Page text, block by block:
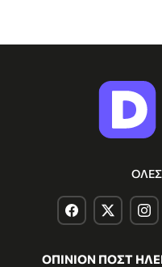
ΟΛΕΣ
ΟΠΙΝΙΟΝ ΠΟΣΤ